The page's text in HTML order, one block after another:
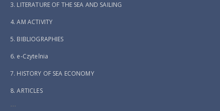
3. LITERATURE OF THE SEA AND SAILING
4. AM ACTIVITY
5. BIBLIOGRAPHIES
6. e-Czytelnia
7. HISTORY OF SEA ECONOMY
8. ARTICLES
...